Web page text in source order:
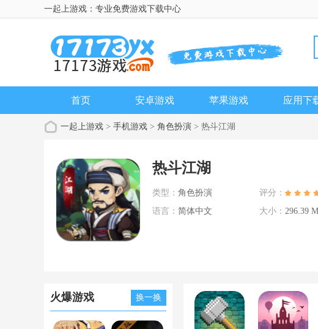
一起上游戏：专业免费游戏下载中心
首页 安卓游戏 苹果游戏 应用下
一起上游戏 > 手机游戏 > 角色扮演 > 热斗江湖
热斗江湖
类型： 角色扮演 评分：
语言： 简体中文 大小： 296.39
火爆游戏 换一换